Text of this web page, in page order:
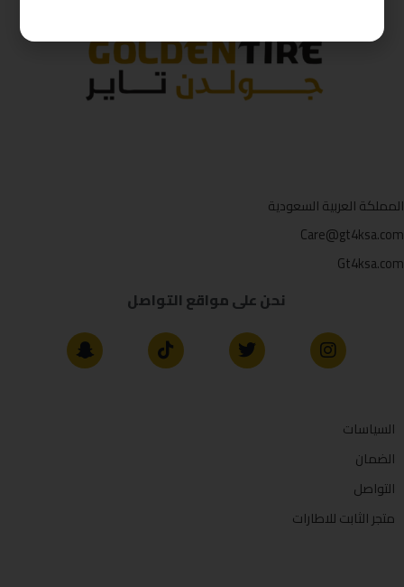
المملكة العربية السعودية
Care@gt4ksa.com
Gt4ksa.com
نحن على مواقع التواصل
السياسات
الضمان
التواصل
متجر الثابت للاطارات